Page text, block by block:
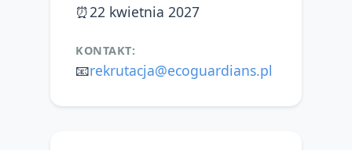
⏰22 kwietnia 2027
KONTAKT:
📧rekrutacja@ecoguardians.pl